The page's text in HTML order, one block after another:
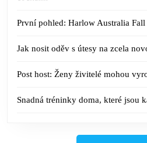
První pohled: Harlow Australia
Jak nosit oděv s útesy na zcela
Post host: Ženy živitelé mohou
Snadná tréninky doma, které jsou